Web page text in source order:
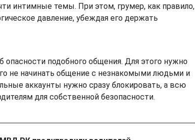
интимные темы. При этом, грумер, как правило,
давление, убеждая его держать
опасности подобного общения. Для этого нужно
не начинать общение с незнакомыми людьми и
аккаунты нужно сразу блокировать, а всю
для собственной безопасности.